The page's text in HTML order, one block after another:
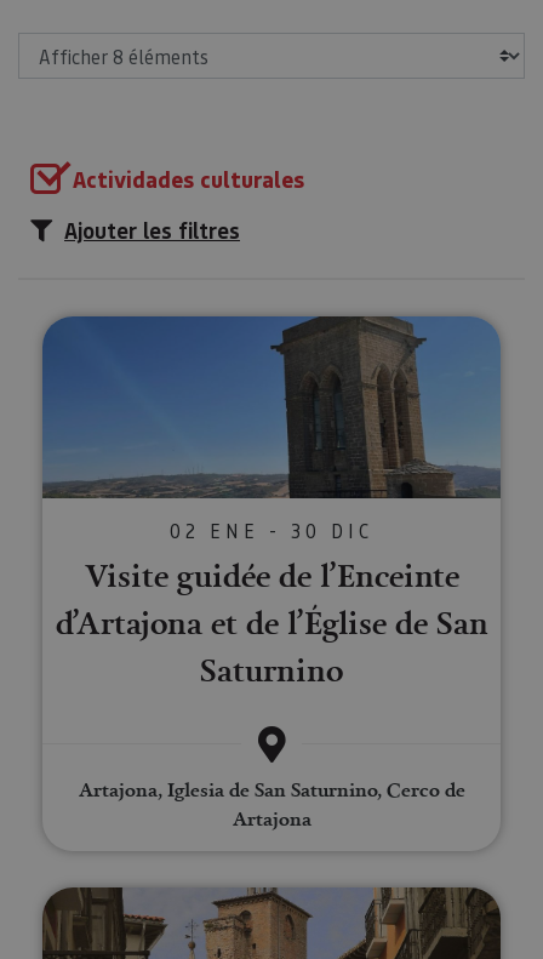
Actividades culturales
Ajouter les filtres
Visite guidée de l’Enceinte
02 ENE - 30 DIC
Visite guidée de l’Enceinte
d’Artajona et de l’Église de San
Saturnino
Artajona, Iglesia de San Saturnino, Cerco de
Artajona
Visite guidée à Pampelune